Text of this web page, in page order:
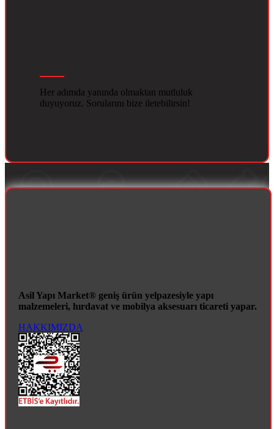
Her adımda yanında olmaktan mutluluk
duyuyoruz. Sorularını bize iletebilirsin!
Asil Yapı Market® geniş ürün yelpazesiyle yapı
malzemeleri, hırdavat ve mobilya aksesuarı ticareti yapar.
HAKKIMIZDA